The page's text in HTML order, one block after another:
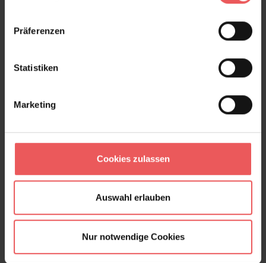
Präferenzen
Statistiken
Marketing
Cookies zulassen
Auswahl erlauben
Nur notwendige Cookies
Alicante white, col. 01
221,00 €